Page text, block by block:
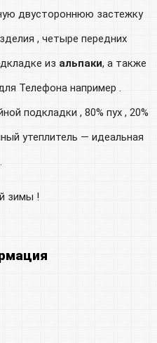
двустороннюю застежку
, четыре передних
из альпаки, а также
Телефона например .
подкладки , 80% пух , 20%
утеплитель — идеальная
зимы !